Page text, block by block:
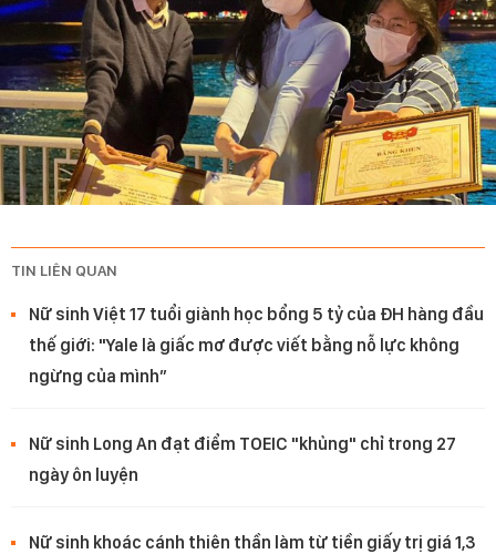
TIN LIÊN QUAN
Nữ sinh Việt 17 tuổi giành học bổng 5 tỷ của ĐH hàng đầu
thế giới: "Yale là giấc mơ được viết bằng nỗ lực không
ngừng của mình”
Nữ sinh Long An đạt điểm TOEIC "khủng" chỉ trong 27
ngày ôn luyện
Nữ sinh khoác cánh thiên thần làm từ tiền giấy trị giá 1,3